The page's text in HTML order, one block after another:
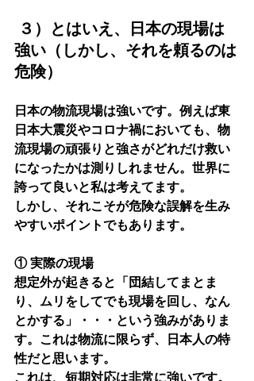
強い（しかし、それを頼るのは
危険）
日本の物流現場は強いです。例えば東
日本大震災やコロナ禍においても、物
流現場の頑張りと強さがどれだけ救い
になったかは測りしれません。世界に
誇って良いと私は考えてます。
しかし、それこそが危険な誤解を生み
やすいポイントでもあります。
① 実際の現場
想定外が起きると「団結してまとま
り、ムリをしてでも現場を回し、なん
とかする」・・・という強みがありま
す。これは物流に限らず、日本人の特
性だと思います。